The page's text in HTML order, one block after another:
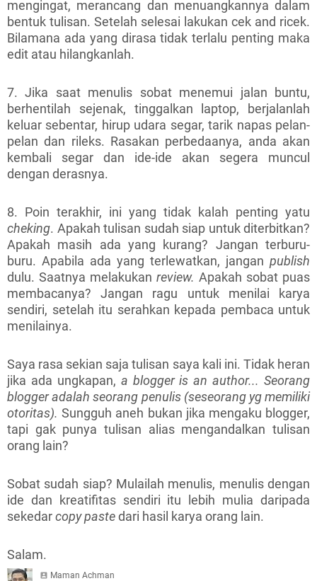
mengingat, merancang dan menuangkannya dalam
bentuk tulisan. Setelah selesai lakukan cek and ricek.
Bilamana ada yang dirasa tidak terlalu penting maka
edit atau hilangkanlah.
7. Jika saat menulis sobat menemui jalan buntu,
berhentilah sejenak, tinggalkan laptop, berjalanlah
keluar sebentar, hirup udara segar, tarik napas pelan-
pelan dan rileks. Rasakan perbedaanya, anda akan
kembali segar dan ide-ide akan segera muncul
dengan derasnya.
8. Poin terakhir, ini yang tidak kalah penting yatu
cheking. Apakah tulisan sudah siap untuk diterbitkan?
Apakah masih ada yang kurang? Jangan terburu-
buru. Apabila ada yang terlewatkan, jangan publish
dulu. Saatnya melakukan review. Apakah sobat puas
membacanya? Jangan ragu untuk menilai karya
sendiri, setelah itu serahkan kepada pembaca untuk
menilainya.
Saya rasa sekian saja tulisan saya kali ini. Tidak heran
jika ada ungkapan, a blogger is an author... Seorang
blogger adalah seorang penulis (seseorang yg memiliki
otoritas).Sungguh aneh bukan jika mengaku blogger,
tapi gak punya tulisan alias mengandalkan tulisan
orang lain?
Sobat sudah siap? Mulailah menulis, menulis dengan
ide dan kreatifitas sendiri itu lebih mulia daripada
sekedarcopy pastedari hasil karya orang lain.
Salam.
Maman Achman